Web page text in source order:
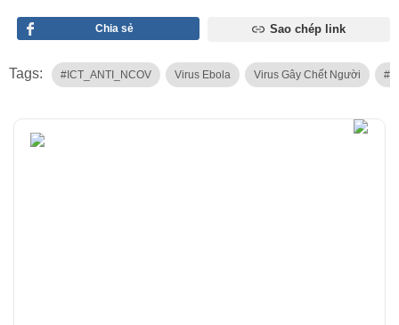
Chia sẻ Sao chép link
Tags: #ICT_ANTI_NCOV Virus Ebola Virus Gây Chết Người